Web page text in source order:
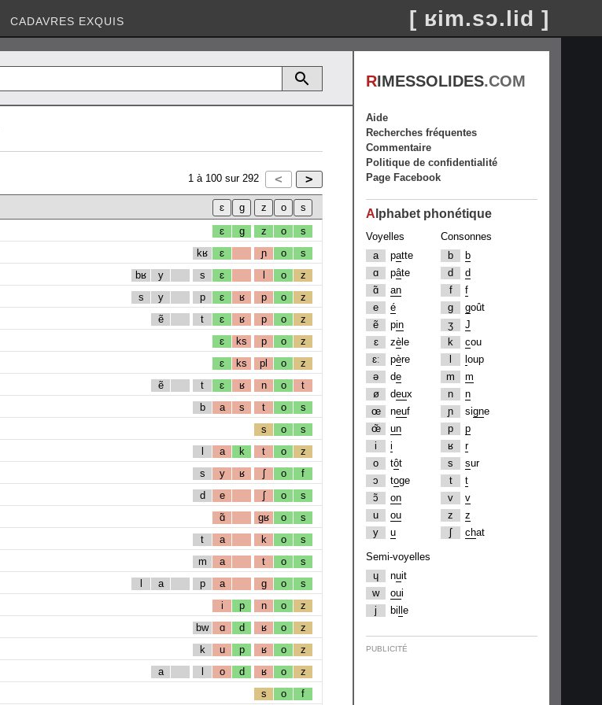
CADAVRES EXQUIS [ ʁim.sɔ.lid ]
1 à 100 sur 292
ɛ g z o s
kʁ ɛ ɲ o s
bʁ y s ɛ l o z
s y p ɛ ʁ p o z
ẽ t ɛ ʁ p o z
ɛ ks p o z
ɛ ks pl o z
ẽ t ɛ ʁ n o t
b a s t o s
s o s
l a k t o z
s y ʁ ʃ o f
d e ʃ o s
ɑ̃ gʁ o s
t a k o s
m a t o s
l a p a g o s
i p n o z
bw ɑ d ʁ o z
k u p ʁ o z
a l o d ʁ o z
s o f
RIMESSOLIDES.COM
Aide
Recherches fréquentes
Commentaire
Politique de confidentialité
Page Facebook
A lphabet phonétique
Voyelles
a
patte
ɑ
pâte
ɑ̃
an
e
é
ẽ
pin
ɛ
zè le
ɛː
père
ə
de
ø
deux
œ
neuf
œ̃
un
i
i
o
tôt
ɔ
toge
ɔ̃
on
u
ou
y
u
Consonnes
b
b
d
d
f
f
g
goût
ʒ
J
k
cou
oup
m
m
n
n
ɲ
signe
p
p
ʁ
r
s
sur
t
t
v
v
z
z
ʃ
chat
Semi-voyelles
ɥ
nuit
w
oui
j
bi e
PUBLICITÉ